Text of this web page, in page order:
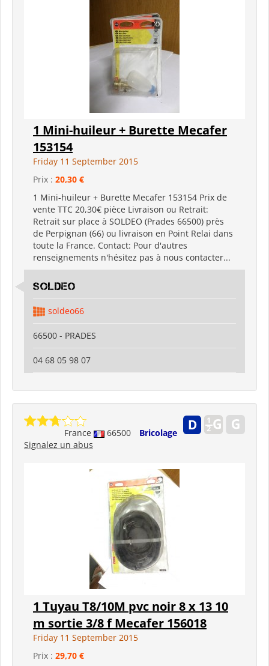
1 Mini-huileur + Burette Mecafer
153154
Friday 11 September 2015
Prix : 20,30 €
1 Mini-huileur + Burette Mecafer 153154 Prix de
vente TTC 20,30€ pièce Livraison ou Retrait:
Retrait sur place à SOLDEO (Prades 66500) près
de Perpignan (66) ou livraison en Point Relai dans
toute la France. Contact: Pour d'autres
renseignements n'hésitez pas à nous contacter...
SOLDEO
soldeo66
66500 - PRADES
04 68 05 98 07
France 66500
Bricolage
Signalez un abus
1 Tuyau T8/10M pvc noir 8 x 13 10
m sortie 3/8 f Mecafer 156018
Friday 11 September 2015
Prix : 29,70 €